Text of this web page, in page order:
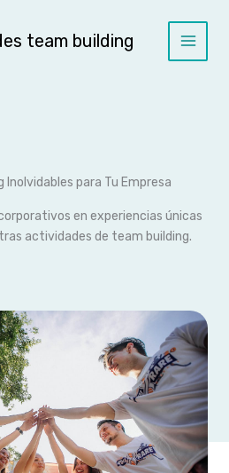
team building
Main
para Tu Empresa
en experiencias únicas
actividades de team building.